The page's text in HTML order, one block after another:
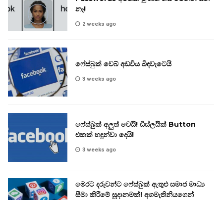
නෑ!
2 weeks ago
ෆේස්බුක් වෙබ් අඩවිය බිඳවැටෙයි
3 weeks ago
ෆේස්බුක් අලුත් වෙයි! ඩිස්ලයික් Button
එකක් හඳුන්වා දෙයි!
3 weeks ago
මෙරට දරුවන්ට ෆේස්බුක් ඇතුළු සමාජ මාධ්‍ය
සීමා කිරීමේ සූදානමක්! අගමැතිනියගෙන්